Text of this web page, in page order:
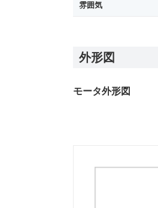
雰囲気
外形図
モータ外形図